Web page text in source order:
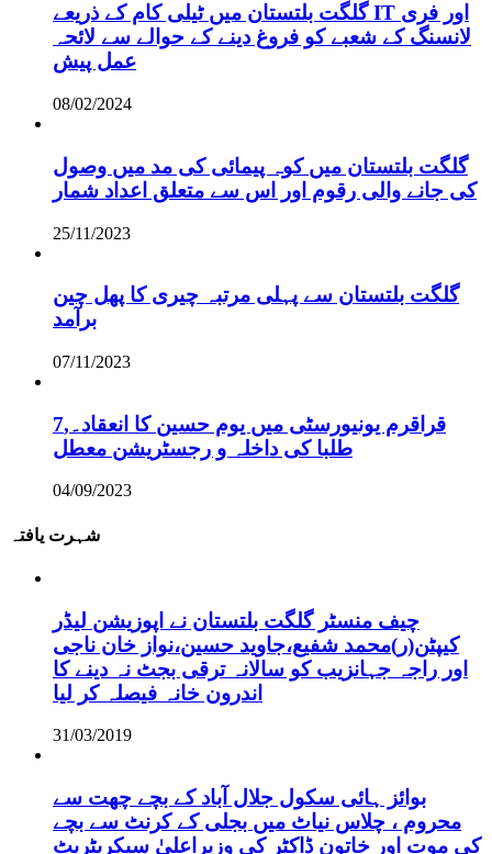
گلگت بلتستان میں ٹیلی کام کے ذریعے IT اور فری
لانسنگ کے شعبے کو فروغ دینے کے حوالے سے لائحہ
عمل پیش
08/02/2024
گلگت بلتستان میں کوہ پیمائی کی مد میں وصول
کی جانے والی رقوم اور اس سے متعلق اعداد شمار
25/11/2023
گلگت بلتستان سے پہلی مرتبہ چیری کا پھل چین
برآمد
07/11/2023
قراقرم یونیورسٹی میں یوم حسین کا انعقاد۔,7
طلبا کی داخلہ و رجسٹریشن معطل
04/09/2023
شہرت یافتہ
چیف منسٹر گلگت بلتستان نے اپوزیشن لیڈر
کیپٹن(ر)محمد شفیع،جاوید حسین،نواز خان ناجی
اور راجہ جہانزیب کو سالانہ ترقی بجٹ نہ دینے کا
اندرون خانہ فیصلہ کر لیا
31/03/2019
بوائز ہائی سکول جلال آباد کے بچے چھت سے
محروم ، چلاس نیاٹ میں بجلی کے کرنٹ سے بچے
کی موت اور خاتون ڈاکٹر کی وزیراعلیٰ سیکریٹریٹ